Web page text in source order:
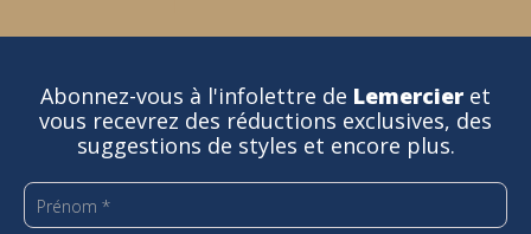
Abonnez-vous à l'infolettre de Lemercier et
vous recevrez des réductions exclusives, des
suggestions de styles et encore plus.